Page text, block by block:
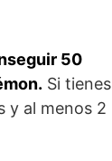
50
Si tienes
y al menos 2